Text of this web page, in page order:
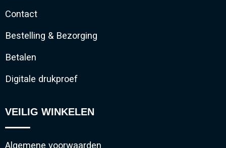
Contact
Bestelling & Bezorging
Betalen
Digitale drukproef
VEILIG WINKELEN
Algemene voorwaarden